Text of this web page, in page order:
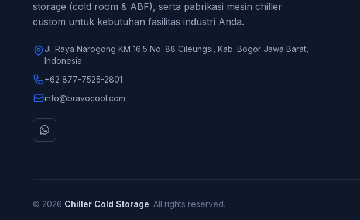
storage (cold room & ABF), serta pabrikasi mesin chiller
custom untuk kebutuhan fasilitas industri Anda.
Jl. Raya Narogong KM 16.5 No. 88 Cileungsi, Kab. Bogor Jawa Barat,
Indonesia
+62 877-7525-2801
info@bravocool.com
© 2026 Chiller Cold Storage. All rights reserved.